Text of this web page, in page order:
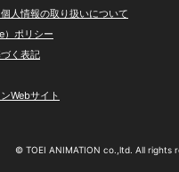
人情報の取り扱いについて
）ポリシー
く表記
Webサイト
© TOEI ANIMATION co.,ltd. All rights